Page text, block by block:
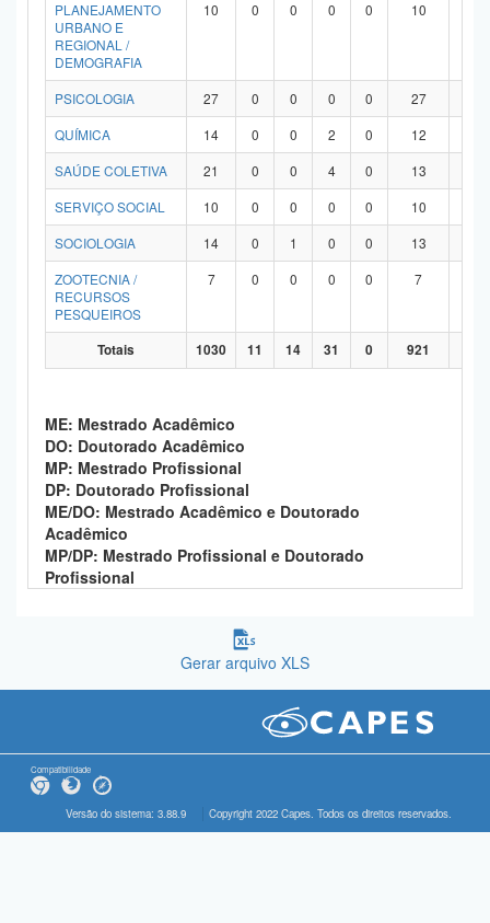
PLANEJAMENTO
URBANO E
REGIONAL /
DEMOGRAFIA
10 0 0 0 0 10
PSICOLOGIA 27 0 0 0 0 27
QUÍMICA
14 0 0 2 0 12
SAÚDE COLETIVA
21 0 0 4 0 13
SERVIÇO SOCIAL
10 0 0 0 0 10
SOCIOLOGIA
14 0 1 0 0 13
ZOOTECNIA /
RECURSOS
PESQUEIROS
7 0 0 0 0 7
Totais 1030 11 14 31 0 921
ME: Mestrado Acadêmico
DO: Doutorado Acadêmico
MP: Mestrado Profissional
DP: Doutorado Profissional
ME/DO: Mestrado Acadêmico e Doutorado
Acadêmico
MP/DP: Mestrado Profissional e Doutorado
Profissional
Gerar arquivo XLS
Compatibilidade
Versão do sistema: 3.88.9 Copyright 2022 Capes. Todos os direitos reservados.